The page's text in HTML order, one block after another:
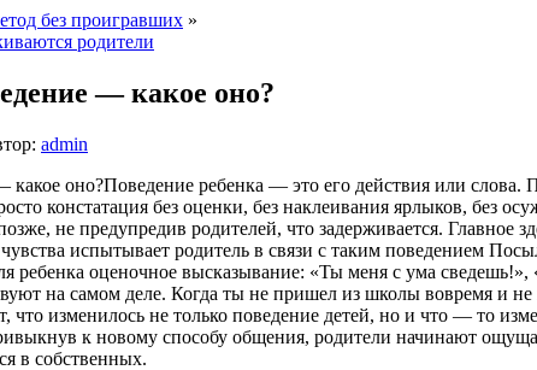
без проигравших »
родители
— какое оно?
admin
Поведение ребенка — это его действия или слова.
констатация без оценки, без наклеивания ярлыков, без
не предупредив родителей, что задерживается. Главное
испытывает родитель в связи с таким поведением
ребенка оценочное высказывание: «Ты меня с ума
на самом деле. Когда ты не пришел из школы вовремя и
что изменилось не только поведение детей, но и что — то
к новому способу общения, родители начинают
в собственных.